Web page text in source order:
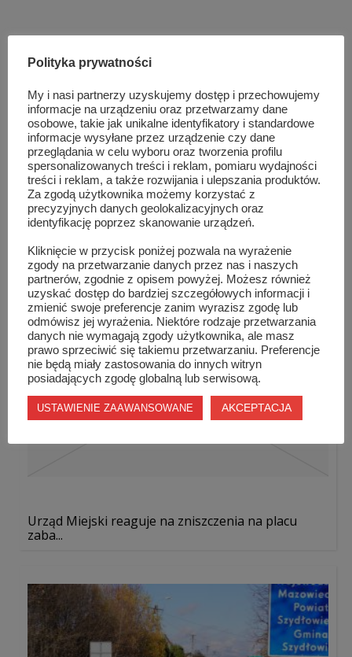
TAG LIST ANKIETA MAGDALENA PROCZKA
RATUSZÓWKI SŁAWOMIR NOJEK
Podobne wpisy
Urząd Miejski reaguje na zniszczenia na placu
zaba...
Polityka prywatności
My i nasi partnerzy uzyskujemy dostęp i przechowujemy
informacje na urządzeniu oraz przetwarzamy dane
osobowe, takie jak unikalne identyfikatory i standardowe
informacje wysyłane przez urządzenie czy dane
przeglądania w celu wyboru oraz tworzenia profilu
spersonalizowanych treści i reklam, pomiaru wydajności
treści i reklam, a także rozwijania i ulepszania produktów.
Za zgodą użytkownika możemy korzystać z
precyzyjnych danych geolokalizacyjnych oraz
identyfikację poprzez skanowanie urządzeń.
Kliknięcie w przycisk poniżej pozwala na wyrażenie
zgody na przetwarzanie danych przez nas i naszych
partnerów, zgodnie z opisem powyżej. Możesz również
uzyskać dostęp do bardziej szczegółowych informacji i
zmienić swoje preferencje zanim wyrazisz zgodę lub
odmówisz jej wyrażenia. Niektóre rodzaje przetwarzania
danych nie wymagają zgody użytkownika, ale masz
prawo sprzeciwić się takiemu przetwarzaniu. Preferencje
nie będą miały zastosowania do innych witryn
posiadających zgodę globalną lub serwisową.
USTAWIENIE ZAAWANSOWANE AKCEPTACJA